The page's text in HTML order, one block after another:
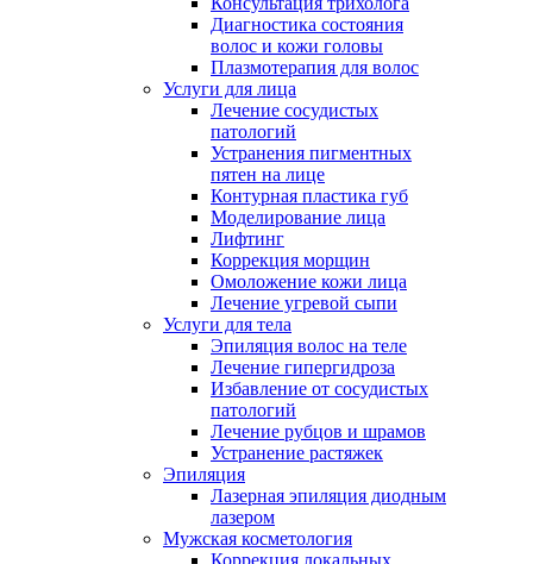
Диагностика состояния
волос и кожи головы
Плазмотерапия для волос
Услуги для лица
Лечение сосудистых
патологий
Устранения пигментных
пятен на лице
Контурная пластика губ
Моделирование лица
Лифтинг
Коррекция морщин
Омоложение кожи лица
Лечение угревой сыпи
Услуги для тела
Эпиляция волос на теле
Лечение гипергидроза
Избавление от сосудистых
патологий
Лечение рубцов и шрамов
Устранение растяжек
Эпиляция
Лазерная эпиляция диодным
лазером
Мужская косметология
Коррекция локальных